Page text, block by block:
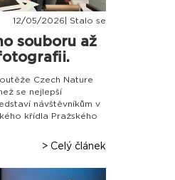
12/05/2026| Stalo se
souboru až
Czech Nature
se nejlepší
návštěvníkům v
křídla Pražského
> Celý článek